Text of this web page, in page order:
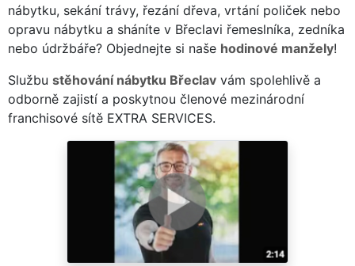
nábytku, sekání trávy, řezání dřeva, vrtání poliček nebo
opravu nábytku a sháníte v Břeclavi řemeslníka, zedníka
nebo údržbáře? Objednejte si naše hodinové manžely!
Službu stěhování nábytku Břeclav vám spolehlivě a
odborně zajistí a poskytnou členové mezinárodní
franchisové sítě EXTRA SERVICES.